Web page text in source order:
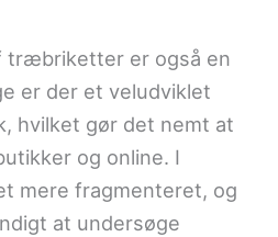
træbriketter er også en
er der et veludviklet
hvilket gør det nemt at
og online. I
mere fragmenteret, og
at undersøge